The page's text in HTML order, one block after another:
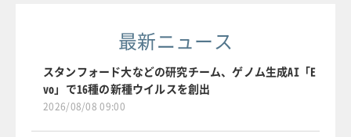
最新ニュース
スタンフォード大などの研究チーム、ゲノム生成AI「E
vo」で16種の新種ウイルスを創出
2026/08/08 09:00